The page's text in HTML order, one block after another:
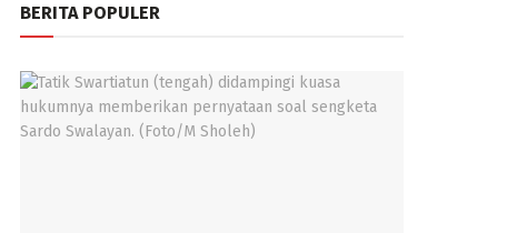
BERITA POPULER